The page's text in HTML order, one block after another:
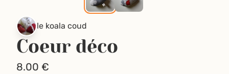
le koala coud
Coeur déco
8.00 €